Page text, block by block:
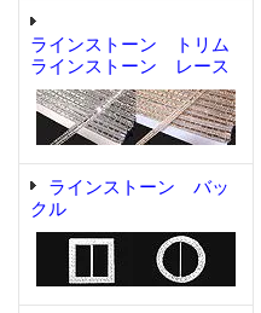
ラインストーン トリム
ラインストーン レース
ラインストーン バッ
クル